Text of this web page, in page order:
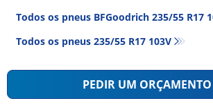
Todos os pneus BFGoodrich 235/55 R17
Todos os pneus‎ 235/55 R17 103V
PEDIR UM ORÇAMENTO